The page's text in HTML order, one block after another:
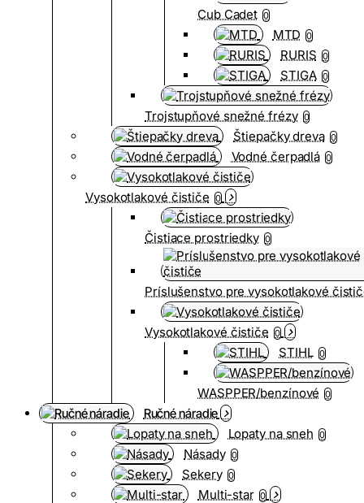
Cub Cadet 0
MTD 0
RURIS 0
STIGA 0
Trojstupňové snežné frézy 0
Štiepačky dreva 0
Vodné čerpadlá 0
Vysokotlakové čističe 0
Čistiace prostriedky 0
Príslušenstvo pre vysokotlakové
Vysokotlakové čističe 0
STIHL 0
WASPPER/benzínové 0
Ručné náradie
Lopaty na sneh 0
Násady 0
Sekery 0
Multi-star 0